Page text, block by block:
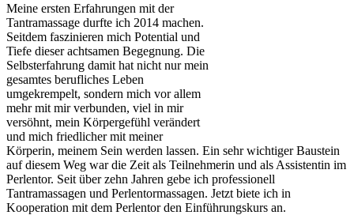
Meine ersten Erfahrungen mit der
Tantramassage durfte ich 2014 machen.
Seitdem faszinieren mich Potential und
Tiefe dieser achtsamen Begegnung. Die
Selbsterfahrung damit hat nicht nur mein
gesamtes berufliches Leben
umgekrempelt, sondern mich vor allem
mehr mit mir verbunden, viel in mir
versöhnt, mein Körpergefühl verändert
und mich friedlicher mit meiner
Körperin, meinem Sein werden lassen. Ein sehr wichtiger Baustein
auf diesem Weg war die Zeit als Teilnehmerin und als Assistentin im
Perlentor. Seit über zehn Jahren gebe ich professionell
Tantramassagen und Perlentormassagen. Jetzt biete ich in
Kooperation mit dem Perlentor den Einführungskurs an.